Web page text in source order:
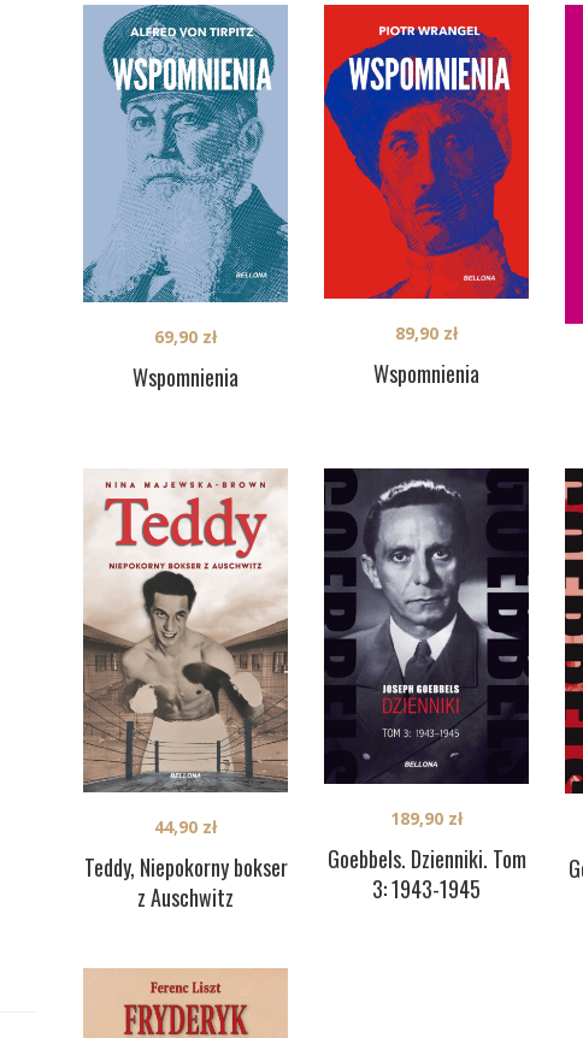
Wspomnienia
69,90 zł
Wspomnienia
89,90 zł
Teddy, Niepokorny bokser
z Auschwitz
44,90 zł
Goebbels. Dzienniki. Tom
3: 1943-1945
189,90 zł